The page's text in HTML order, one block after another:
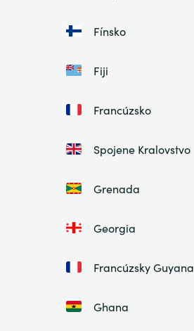
Fínsko
Fiji
Francúzsko
Spojene Kralovstvo
Grenada
Georgia
Francúzsky Guyana
Ghana